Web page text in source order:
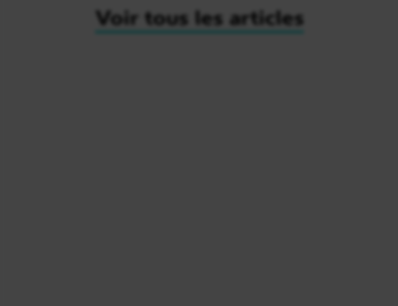
Voir tous les articles